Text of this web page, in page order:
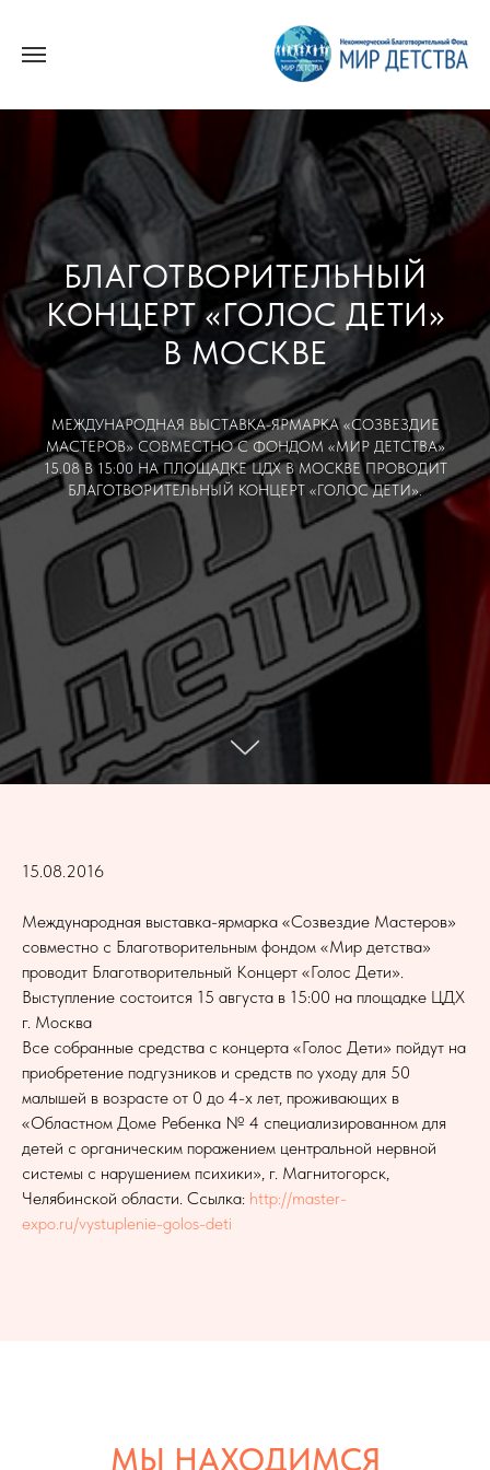
БЛАГОТВОРИТЕЛЬНЫЙ
КОНЦЕРТ «ГОЛОС ДЕТИ»
В МОСКВЕ
МЕЖДУНАРОДНАЯ ВЫСТАВКА-ЯРМАРКА «СОЗВЕЗДИЕ
МАСТЕРОВ» СОВМЕСТНО С ФОНДОМ «МИР ДЕТСТВА»
15.08 В 15:00 НА ПЛОЩАДКЕ ЦДХ В МОСКВЕ ПРОВОДИТ
БЛАГОТВОРИТЕЛЬНЫЙ КОНЦЕРТ «ГОЛОС ДЕТИ».
15.08.2016
Международная выставка-ярмарка «Созвездие Мастеров»
совместно с Благотворительным фондом «Мир детства»
проводит Благотворительный Концерт «Голос Дети».
Выступление состоится 15 августа в 15:00 на площадке ЦДХ
г. Москва
Все собранные средства с концерта «Голос Дети» пойдут на
приобретение подгузников и средств по уходу для 50
малышей в возрасте от 0 до 4-х лет, проживающих в
«Областном Доме Ребенка № 4 специализированном для
детей с органическим поражением центральной нервной
системы с нарушением психики», г. Магнитогорск,
Челябинской области. Ссылка: http://master-
expo.ru/vystuplenie-golos-deti
МЫ НАХОДИМСЯ